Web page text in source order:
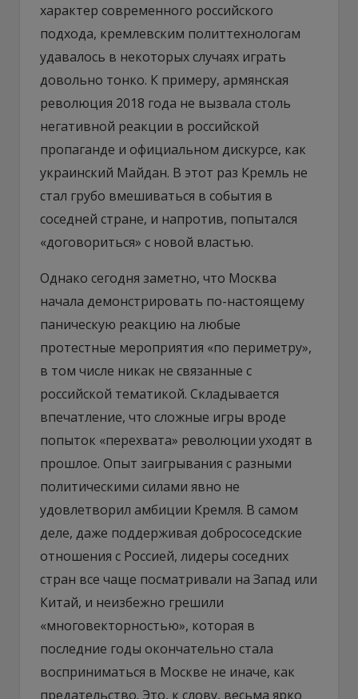
характер современного российского
подхода, кремлевским политтехнологам
удавалось в некоторых случаях играть
довольно тонко. К примеру, армянская
революция 2018 года не вызвала столь
негативной реакции в российской
пропаганде и официальном дискурсе, как
украинский Майдан. В этот раз Кремль не
стал грубо вмешиваться в события в
соседней стране, и напротив, попытался
«договориться» с новой властью.
Однако сегодня заметно, что Москва
начала демонстрировать по-настоящему
паническую реакцию на любые
протестные мероприятия «по периметру»,
в том числе никак не связанные с
российской тематикой. Складывается
впечатление, что сложные игры вроде
попыток «перехвата» революции уходят в
прошлое. Опыт заигрывания с разными
политическими силами явно не
удовлетворил амбиции Кремля. В самом
деле, даже поддерживая добрососедские
отношения с Россией, лидеры соседних
стран все чаще посматривали на Запад или
Китай, и неизбежно грешили
«многовекторностью», которая в
последние годы окончательно стала
восприниматься в Москве не иначе, как
предательство. Это, к слову, весьма ярко